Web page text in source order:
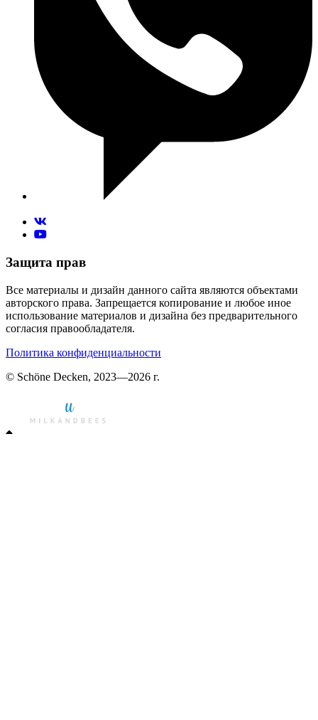
Защита прав
Все материалы и дизайн данного сайта являются объектами
авторского права. Запрещается копирование и любое иное
использование материалов и дизайна без предварительного
согласия правообладателя.
Политика конфиденциальности
© Schöne Decken, 2023—2026 г.